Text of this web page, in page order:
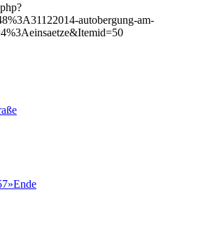
autobergung-am-
»Ende